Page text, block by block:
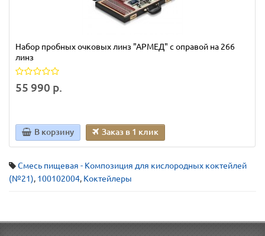
Набор пробных очковых линз "АРМЕД" с оправой на 266
линз
55 990 р.
В корзину Заказ в 1 клик
Смесь пищевая - Композиция для кислородных коктейлей
(№21), 100102004, Коктейлеры